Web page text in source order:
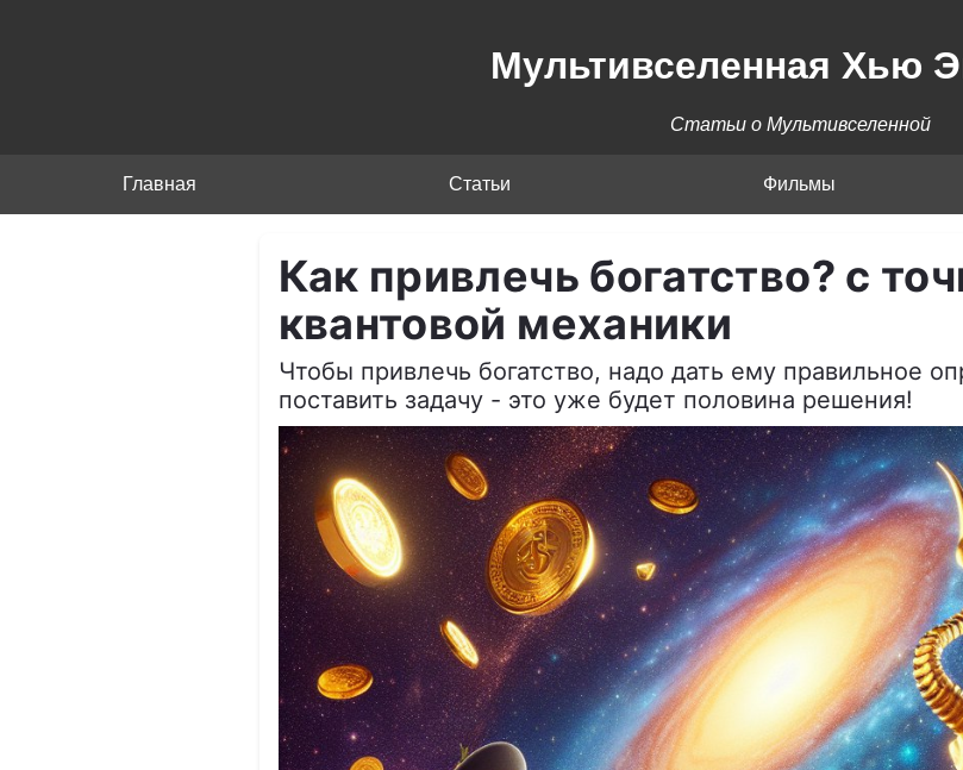
Мультивселенная Хью
Статьи о Мультивселенной
Главная Статьи Фильмы
Как привлечь богатство? с
квантовой механики
Чтобы привлечь богатство, надо дать ему правильное
поставить задачу - это уже будет половина решения!